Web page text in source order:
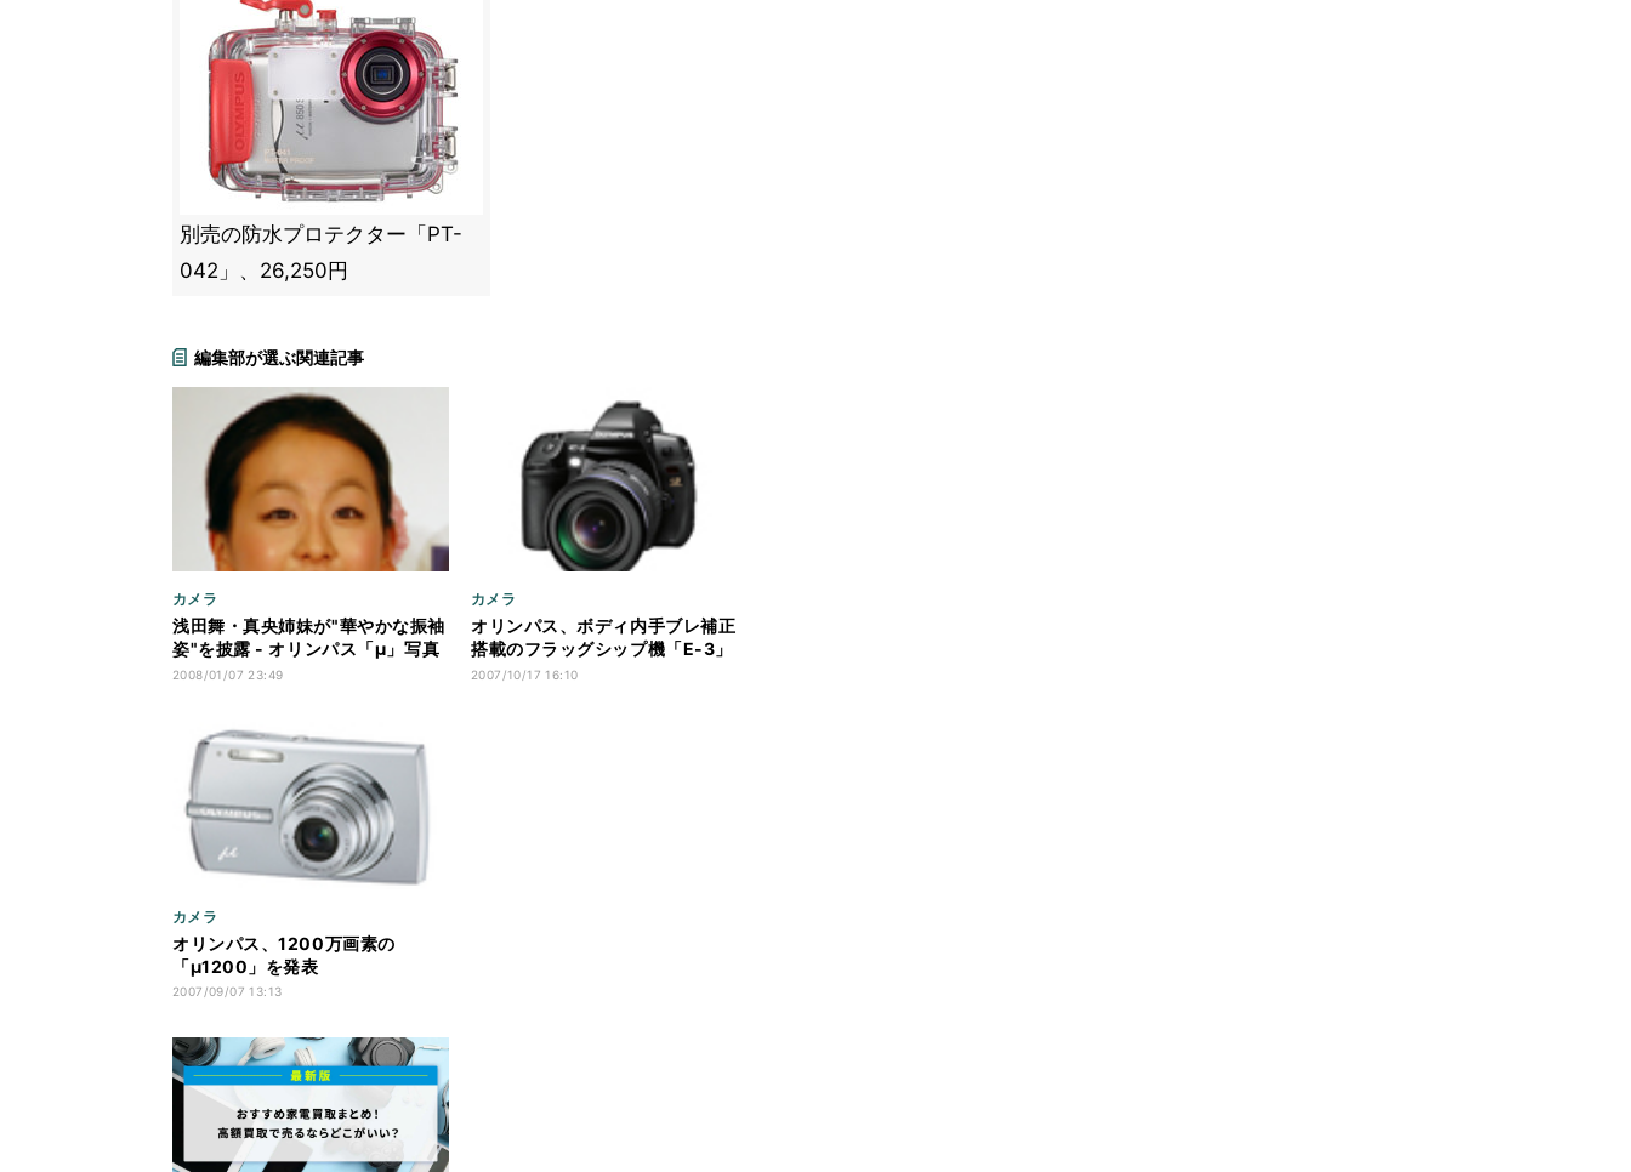
別売の防水プロテクター「PT-
042」、26,250円
編集部が選ぶ関連記事
カメラ
浅田舞・真央姉妹が"華やかな振袖
姿"を披露 - オリンパス「μ」写真
展開催
2008/01/07 23:49
カメラ
オリンパス、ボディ内手ブレ補正
搭載のフラッグシップ機「E-3」
発表
2007/10/17 16:10
カメラ
オリンパス、1200万画素の
「μ1200」を発表
2007/09/07 13:13